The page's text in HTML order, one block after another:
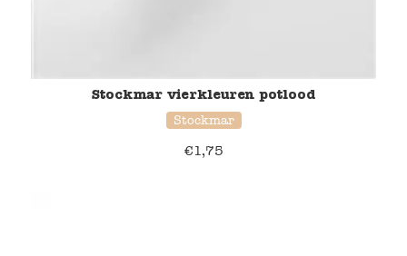
Stockmar vierkleuren potlood
Stockmar
€1,75